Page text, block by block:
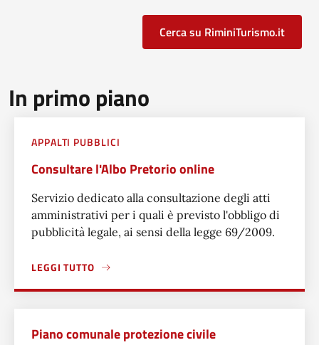
In primo piano
APPALTI PUBBLICI
Consultare l'Albo Pretorio online
Servizio dedicato alla consultazione degli atti
amministrativi per i quali è previsto l'obbligo di
pubblicità legale, ai sensi della legge 69/2009.
LEGGI TUTTO
A PROPOSITO DI CONSULTARE L'ALBO PRETORIO ONLINE
Piano comunale protezione civile